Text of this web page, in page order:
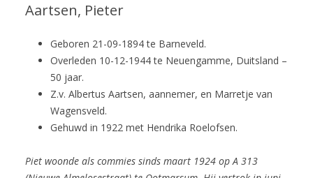
Aartsen, Pieter
Geboren 21-09-1894 te Barneveld.
Overleden 10-12-1944 te Neuengamme, Duitsland –
50 jaar.
Z.v. Albertus Aartsen, aannemer, en Marretje van
Wagensveld.
Gehuwd in 1922 met Hendrika Roelofsen.
Piet woonde als commies sinds maart 1924 op A 313